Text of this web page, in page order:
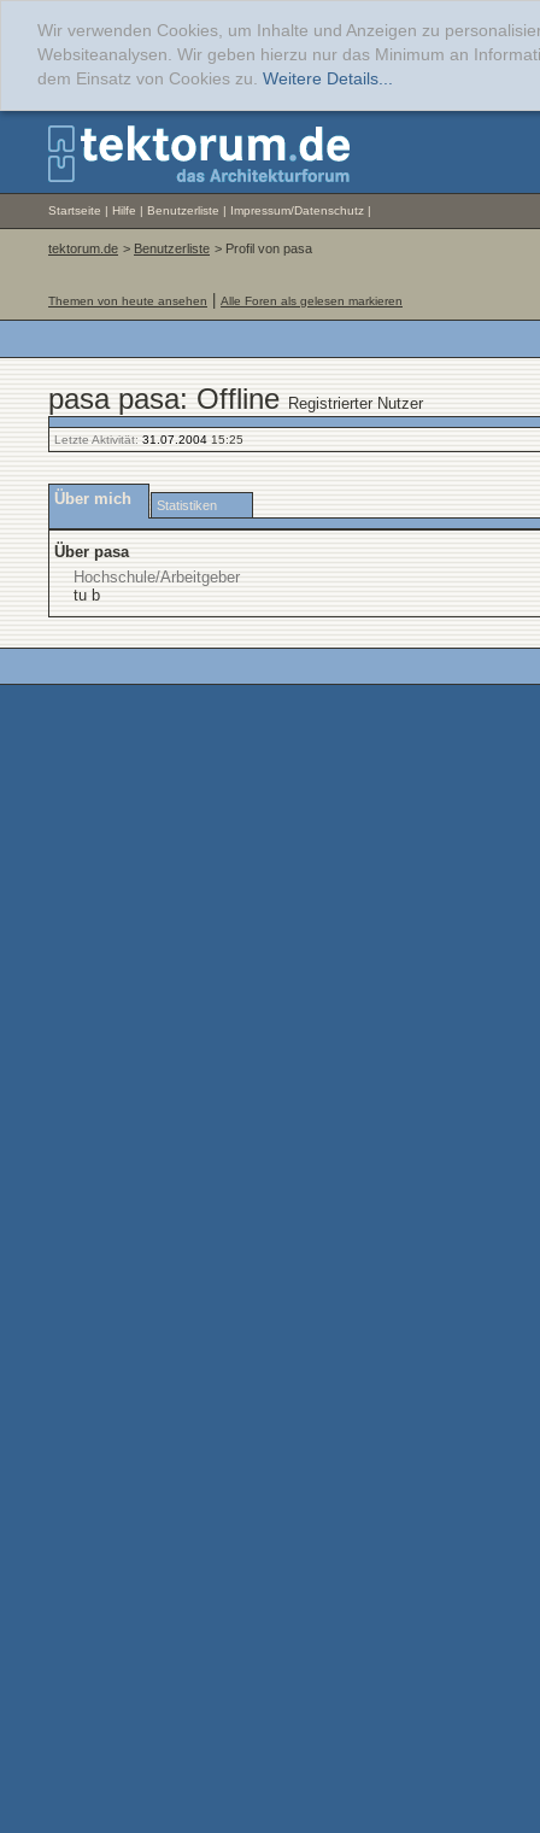
Wir verwenden Cookies, um Inhalte und Anzeigen zu
Websiteanalysen. Wir geben hierzu nur das Minimum an
dem Einsatz von Cookies zu. Weitere Details...
Startseite | Hilfe | Benutzerliste | Impressum/Datenschutz |
tektorum.de > Benutzerliste > Profil von pasa
Themen von heute ansehen Alle Foren als gelesen markieren
pasa pasa: Offline Registrierter Nutzer
Letzte Aktivität: 31.07.2004 15:25
Über mich Statistiken
Über pasa
Hochschule/Arbeitgeber
tu b